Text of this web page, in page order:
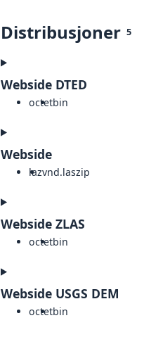
Distribusjoner 5
Webside DTED
octetbin
Webside
lazvnd.laszip
Webside ZLAS
octetbin
Webside USGS DEM
octetbin